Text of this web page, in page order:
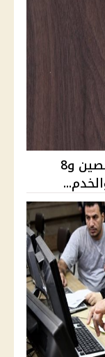
إسقاط الجنسية المصرية عن شخصين و8